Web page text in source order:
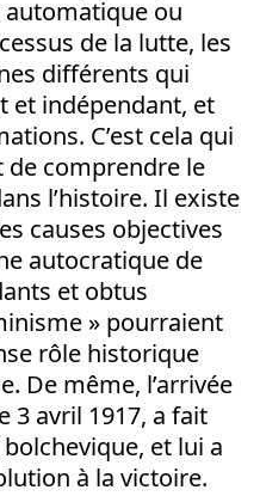
ou
de la lutte, les
différents qui
et indépendant, et
C’est cela qui
comprendre le
l’histoire. Il existe
causes objectives
autocratique de
et obtus
» pourraient
rôle historique
De même, l’arrivée
3 avril 1917, a fait
et lui a
à la victoire.